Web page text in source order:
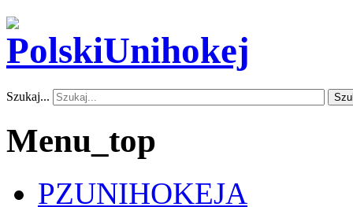
Szukaj...
Menu_top
PZUNIHOKEJA